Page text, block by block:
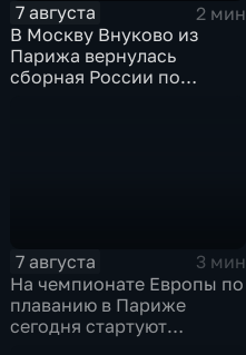
7 августа
2 мин
В Москву Внуково из
Парижа вернулась
сборная России по
7 августа
3 мин
На чемпионате Европы по
плаванию в Париже
сегодня стартуют